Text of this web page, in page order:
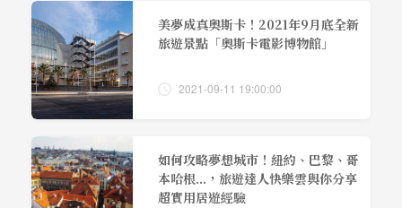
美夢成真奧斯卡！2021年9月底全新
旅遊景點「奧斯卡電影博物館」
2021-09-11 19:00:00
如何攻略夢想城市！紐約、巴黎、哥
本哈根...，旅遊達人快樂雲與你分享
超實用居遊經驗